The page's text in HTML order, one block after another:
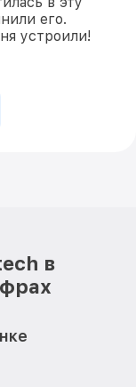
его.
устроили!
в